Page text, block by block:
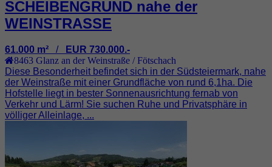
SCHEIBENGRUND nahe der
WEINSTRASSE
61.000 m² / EUR 730.000.-
8463 Glanz an der Weinstraße / Fötschach
Diese Besonderheit befindet sich in der Südsteiermark, nahe
der Weinstraße mit einer Grundfläche von rund 6,1ha. Die
Hofstelle liegt in bester Sonnenausrichtung fernab von
Verkehr und Lärm! Sie suchen Ruhe und Privatsphäre in
völliger Alleinlage, ...